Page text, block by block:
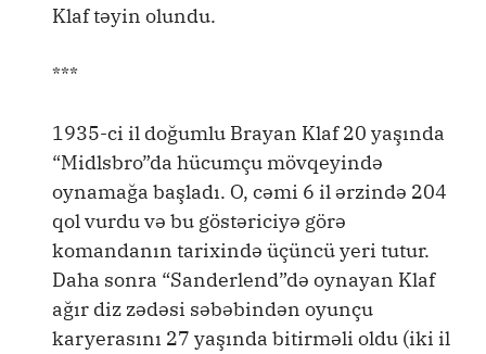
Klaf təyin olundu.
***
1935-ci il doğumlu Brayan Klaf 20 yaşında
“Midlsbro”da hücumçu mövqeyində
oynamağa başladı. O, cəmi 6 il ərzində 204
qol vurdu və bu göstəriciyə görə
komandanın tarixində üçüncü yeri tutur.
Daha sonra “Sanderlend”də oynayan Klaf
ağır diz zədəsi səbəbindən oyunçu
karyerasını 27 yaşında bitirməli oldu (iki il